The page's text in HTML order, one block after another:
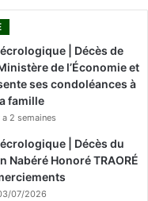
| Décès de
de l’Économie et
ses condoléances à
famille
2 semaines
| Décès du
Nabéré Honoré TRAORÉ
07/2026